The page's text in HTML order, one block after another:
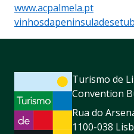
www.acpalmela.pt
Turismo de
Convention
Rua do
1100-038